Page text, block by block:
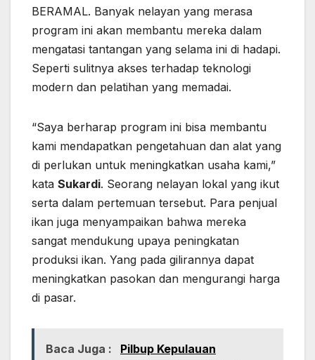
BERAMAL. Banyak nelayan yang merasa
program ini akan membantu mereka dalam
mengatasi tantangan yang selama ini di hadapi.
Seperti sulitnya akses terhadap teknologi
modern dan pelatihan yang memadai.
“Saya berharap program ini bisa membantu
kami mendapatkan pengetahuan dan alat yang
di perlukan untuk meningkatkan usaha kami,”
kata Sukardi. Seorang nelayan lokal yang ikut
serta dalam pertemuan tersebut. Para penjual
ikan juga menyampaikan bahwa mereka
sangat mendukung upaya peningkatan
produksi ikan. Yang pada gilirannya dapat
meningkatkan pasokan dan mengurangi harga
di pasar.
Baca Juga :
Pilbup Kepulauan